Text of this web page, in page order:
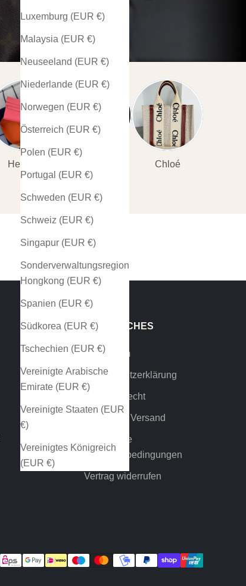
Luxemburg (EUR €)
Malaysia (EUR €)
Neuseeland (EUR €)
Niederlande (EUR €)
Norwegen (EUR €)
Österreich (EUR €)
Polen (EUR €)
Portugal (EUR €)
Schweden (EUR €)
Schweiz (EUR €)
Singapur (EUR €)
Sonderverwaltungsregion
Hongkong (EUR €)
Spanien (EUR €)
Südkorea (EUR €)
Tschechien (EUR €)
Vereinigte Arabische
Emirate (EUR €)
Vereinigte Staaten (EUR
€)
Vereinigtes Königreich
(EUR €)
Hermès Chloé
RECHTLICHES
Impressum
Datenschutzerklärung
Widerrufsrecht
Zahlung & Versand
Allgemeine
Geschäftsbedingungen
Vertrag widerrufen